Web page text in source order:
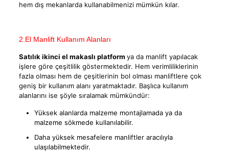
hem dış mekanlarda kullanabilmenizi mümkün kılar.
2.El Manlift Kullanım Alanları
Satılık ikinci el makaslı platform ya da manlift yapılacak
işlere göre çeşitlilik göstermektedir. Hem verimliliklerinin
fazla olması hem de çeşitlerinin bol olması manliftlere çok
geniş bir kullanım alanı yaratmaktadır. Başlıca kullanım
alanlarını ise şöyle sıralamak mümkündür:
Yüksek alanlarda malzeme montajlamada ya da
malzeme sökmede kullanılabilir.
Daha yüksek mesafelere manliftler aracılıyla
ulaşılabilmektedir.